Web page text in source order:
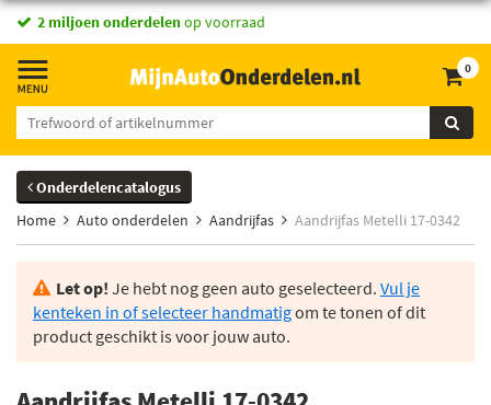
2 miljoen onderdelenop voorraad
0
Onderdelencatalogus
Home
Auto onderdelen Aandrijfas Aandrijfas Metelli 17-0342
Let op! Je hebt nog geen auto geselecteerd. Vul je
kenteken in of selecteer handmatigom te tonen of dit
product geschikt is voor jouw auto.